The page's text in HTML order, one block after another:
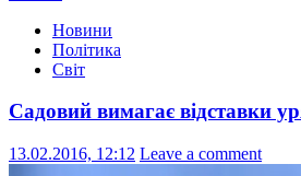
Новини
Політика
Світ
Садовий вимагає відставки
13.02.2016, 12:12 Leave a comment